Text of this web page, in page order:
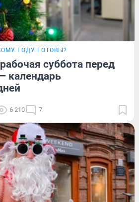
ГОДУ ГОТОВЫ?
суббота перед
календарь
6 210 7